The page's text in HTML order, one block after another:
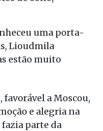
uma porta-
Lioudmila
estão muito
a Moscou,
e alegria na
parte da